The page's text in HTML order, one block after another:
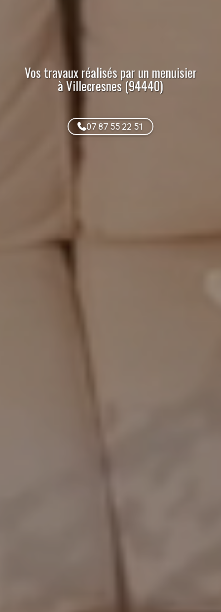
Vos travaux réalisés parun menuisier
à Villecresnes (94440)
07 87 55 22 51